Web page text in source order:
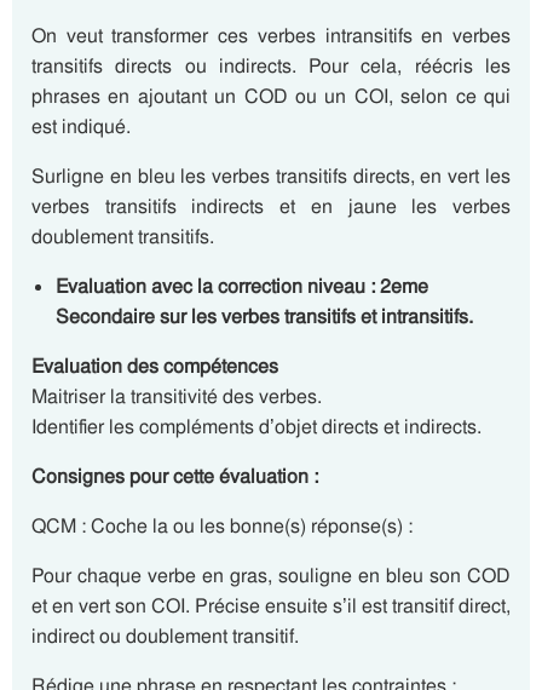
On veut transformer ces verbes intransitifs en verbes
transitifs directs ou indirects. Pour cela, réécris les
phrases en ajoutant un COD ou un COI, selon ce qui
est indiqué.
Surligne en bleu les verbes transitifs directs, en vert les
verbes transitifs indirects et en jaune les verbes
doublement transitifs.
Evaluation avec la correction niveau : 2eme
Secondaire sur les verbes transitifs et intransitifs.
Evaluation des compétences
Maitriser la transitivité des verbes.
Identifier les compléments d’objet directs et indirects.
Consignes pour cette évaluation :
QCM : Coche la ou les bonne(s) réponse(s) :
Pour chaque verbe en gras, souligne en bleu son COD
et en vert son COI. Précise ensuite s’il est transitif direct,
indirect ou doublement transitif.